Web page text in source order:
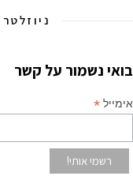
ניוזלטר
בואי נשמור על קשר
אימייל *